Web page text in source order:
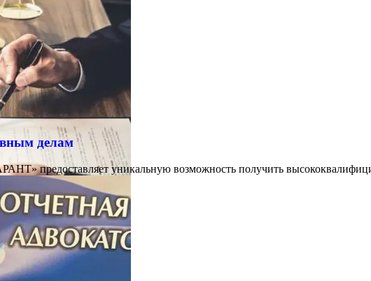
делам
предоставляет уникальную возможность получить